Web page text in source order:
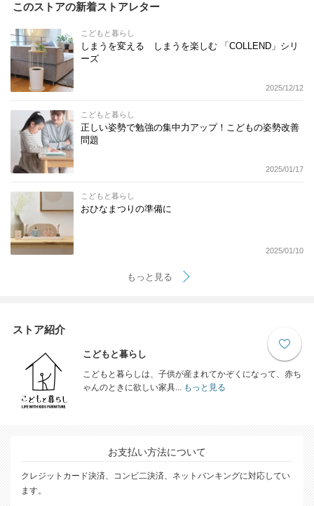
このストアの新着ストアレター
こどもと暮らし
しまうを変える しまうを楽しむ 「COLLEND」シリ
ーズ
2025/12/12
こどもと暮らし
正しい姿勢で勉強の集中力アップ！こどもの姿勢改善
問題
2025/01/17
こどもと暮らし
おひなまつりの準備に
2025/01/10
もっと見る
ストア紹介
こどもと暮らし
こどもと暮らしは、子供が産まれてかぞくになって、赤ち
ゃんのときに欲しい家具...もっと見る
お支払い方法について
クレジットカード決済、コンビ二決済、ネットバンキングに対応してい
ます。